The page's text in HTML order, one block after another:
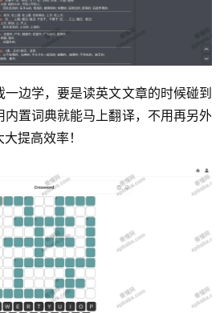
边学，要是读英文文章的时候碰到
内置词典就能马上翻译，不用再另外
提高效率！